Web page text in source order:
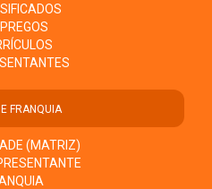
FRANQUIA
(MATRIZ)